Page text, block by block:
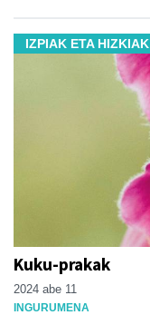
IZPIAK ETA HIZKIAK
Kuku-prakak
2024 abe 11
INGURUMENA